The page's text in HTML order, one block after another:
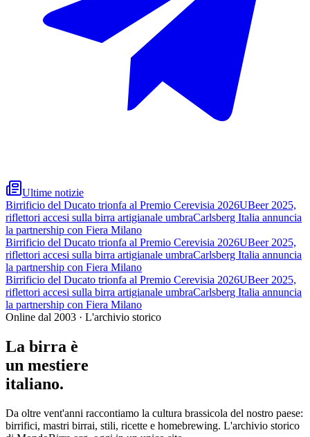
Ultime notizie
Birrificio del Ducato trionfa al Premio Cerevisia 2026UBeer 2025,
riflettori accesi sulla birra artigianale umbraCarlsberg Italia annuncia
la partnership con Fiera Milano
Birrificio del Ducato trionfa al Premio Cerevisia 2026UBeer 2025,
riflettori accesi sulla birra artigianale umbraCarlsberg Italia annuncia
la partnership con Fiera Milano
Birrificio del Ducato trionfa al Premio Cerevisia 2026UBeer 2025,
riflettori accesi sulla birra artigianale umbraCarlsberg Italia annuncia
la partnership con Fiera Milano
Online dal 2003 · L'archivio storico
La birra è
un mestiere
italiano.
Da oltre vent'anni raccontiamo la cultura brassicola del nostro paese:
birrifici, mastri birrai, stili, ricette e homebrewing. L'archivio storico